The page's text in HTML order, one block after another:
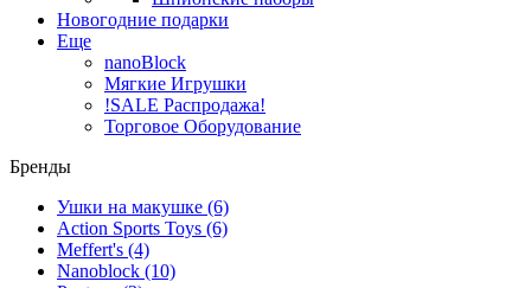
Новогодние подарки
Еще
nanoBlock
Мягкие Игрушки
!SALE Распродажа!
Торговое Оборудование
Бренды
Ушки на макушке (6)
Action Sports Toys (6)
Meffert's (4)
Nanoblock (10)